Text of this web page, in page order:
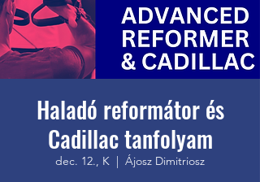
Haladó reformátor és
Cadillac tanfolyam
dec. 12., K
  |
Ájosz Dimitriosz